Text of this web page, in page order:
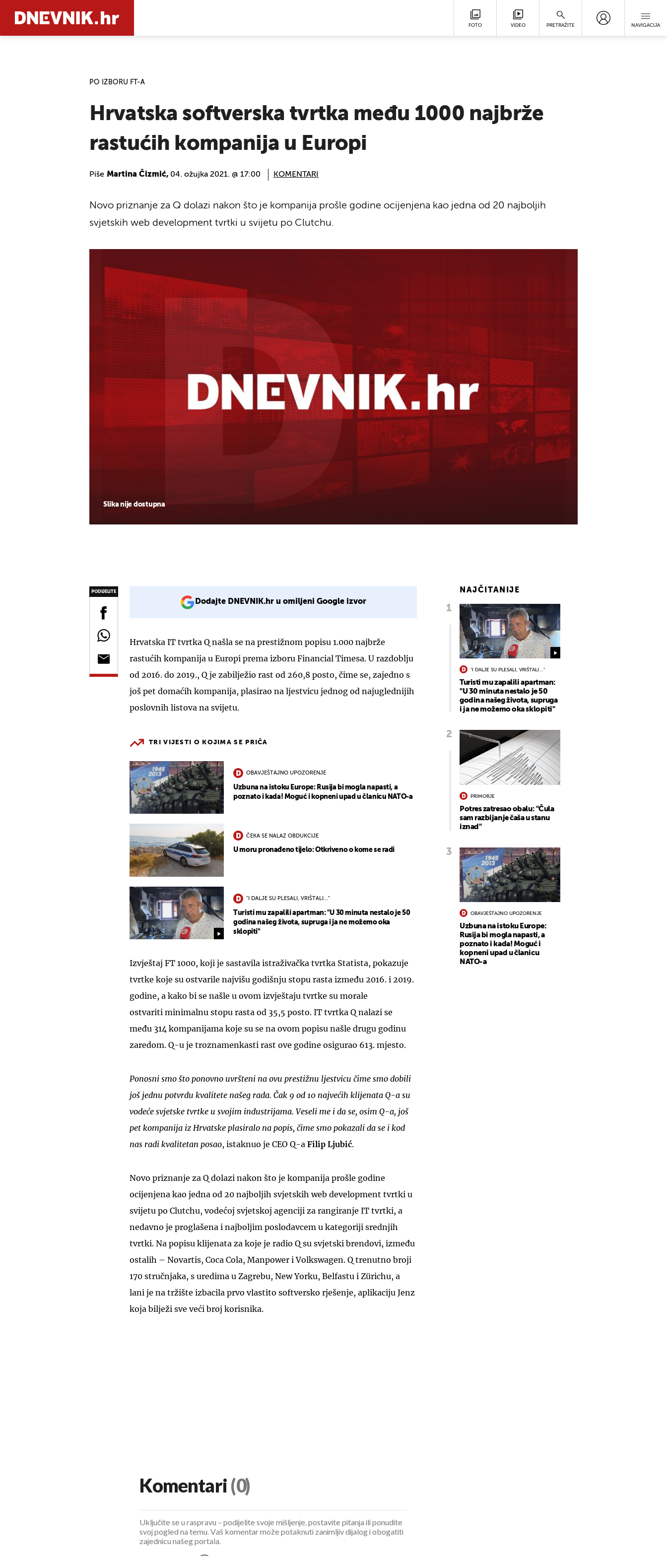
FOTO VIDEO PRETRAŽITE NAVIGACIJA
PO IZBORU FT-A
Hrvatska softverska tvrtka među 1000 najbrže
rastućih kompanija u Europi
Piše Martina Čizmić, 04. ožujka 2021. @ 17:00 KOMENTARI
Slika nije dostupna
Novo priznanje za Q dolazi nakon što je kompanija prošle godine ocijenjena kao jedna od 20 najboljih
svjetskih web development tvrtki u svijetu po Clutchu.
PODIJELITE
Dodajte DNEVNIK.hr u omiljeni Google izvor
Hrvatska IT tvrtka Q našla se na prestižnom popisu 1.000 najbrže
rastućih kompanija u Europi prema izboru Financial Timesa. U razdoblju
od 2016. do 2019., Q je zabilježio rast od 260,8 posto, čime se, zajedno s
još pet domaćih kompanija, plasirao na ljestvicu jednog od najuglednijih
poslovnih listova na svijetu.
TRI VIJESTI O KOJIMA SE PRIČA
OBAVJEŠTAJNO UPOZORENJE
Uzbuna na istoku Europe: Rusija bi mogla napasti, a
poznato i kada! Moguć i kopneni upad u članicu NATO-a
ČEKA SE NALAZ OBDUKCIJE
U moru pronađeno tijelo: Otkriveno o kome se radi
"I DALJE SU PLESALI, VRIŠTALI..."
Turisti mu zapalili apartman: "U 30 minuta nestalo je 50
godina našeg života, supruga i ja ne možemo oka
sklopiti"
Izvještaj FT 1000, koji je sastavila istraživačka tvrtka Statista, pokazuje
tvrtke koje su ostvarile najvišu godišnju stopu rasta između 2016. i 2019.
godine, a kako bi se našle u ovom izvještaju tvrtke su morale
ostvariti minimalnu stopu rasta od 35,5 posto. IT tvrtka Q nalazi se
među 314 kompanijama koje su se na ovom popisu našle drugu godinu
zaredom. Q-u je troznamenkasti rast ove godine osigurao 613. mjesto.
Ponosni smo što ponovno uvršteni na ovu prestižnu ljestvicu čime smo dobili
još jednu potvrdu kvalitete našeg rada. Čak 9 od 10 najvećih klijenata Q-a su
vodeće svjetske tvrtke u svojim industrijama. Veseli me i da se, osim Q-a, još
pet kompanija iz Hrvatske plasiralo na popis, čime smo pokazali da se i kod
nas radi kvalitetan posao, istaknuo je CEO Q-a Filip Ljubić.
Novo priznanje za Q dolazi nakon što je kompanija prošle godine
ocijenjena kao jedna od 20 najboljih svjetskih web development tvrtki u
svijetu po Clutchu, vodećoj svjetskoj agenciji za rangiranje IT tvrtki, a
nedavno je proglašena i najboljim poslodavcem u kategoriji srednjih
tvrtki. Na popisu klijenata za koje je radio Q su svjetski brendovi, između
ostalih – Novartis, Coca Cola, Manpower i Volkswagen. Q trenutno broji
170 stručnjaka, s uredima u Zagrebu, New Yorku, Belfastu i Zürichu, a
lani je na tržište izbacila prvo vlastito softversko rješenje, aplikaciju Jenz
koja bilježi sve veći broj korisnika.
NAJČITANIJE
"I DALJE SU PLESALI, VRIŠTALI..."
Turisti mu zapalili apartman:
"U 30 minuta nestalo je 50
godina našeg života, supruga
i ja ne možemo oka sklopiti"
PRIMORJE
Potres zatresao obalu: "Čula
sam razbijanje čaša u stanu
iznad"
OBAVJEŠTAJNO UPOZORENJE
Uzbuna na istoku Europe:
Rusija bi mogla napasti, a
poznato i kada! Moguć i
kopneni upad u članicu
NATO-a
Komentari (0)
Uključite se u raspravu – podijelite svoje mišljenje, postavite pitanja ili ponudite
svoj pogled na temu. Vaš komentar može potaknuti zanimljiv dijalog i obogatiti
zajednicu našeg portala.
UKLJUČITE NOTIFIKACIJE